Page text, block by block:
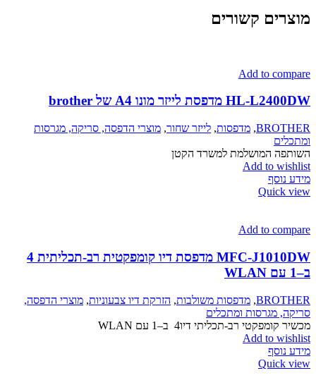
מוצרים קשורים
Add to compare
HL-L2400DW מדפסת לייזר מונו A4 של brother
BROTHER
, מדפסות, לייזר שחור, מוצרי הדפסה, סריקה, מגרסות
ומתכלים
השותפה המושלמת למשרד הקטן
Add to wishlist
מידע נוסף
Quick view
Add to compare
‎MFC-J1010DW מדפסת דיו קומפקטית רב-תכליתית 4
ב–1 עם WLAN
BROTHER
, מדפסות משולבות, הזרקת דיו צבעוניות, מוצרי הדפסה,
סריקה, מגרסות ומתכלים
מכשיר קומפקטי רב-תכליתי דיו‎ 4 ב–1 עם WLAN
Add to wishlist
מידע נוסף
Quick view